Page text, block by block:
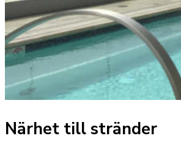
Närhet till stränder